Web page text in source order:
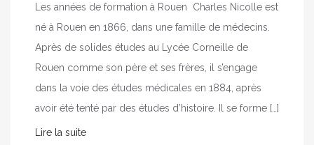
Les années de formation à Rouen Charles Nicolle est
né à Rouen en 1866, dans une famille de médecins.
Après de solides études au Lycée Corneille de
Rouen comme son père et ses frères, il s’engage
dans la voie des études médicales en 1884, après
avoir été tenté par des études d’histoire. Il se forme […]
Lire la suite